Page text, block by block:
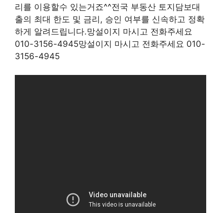
리를 이용할수 있는거죠^^전국 부동산 토지담보대
출의 최대 한도 및 금리, 승인 여부를 신속하고 정확
하게 알려드립니다.망설이지 마시고 전화주세요
010-3156-4945망설이지 마시고 전화주세요 010-
3156-4945